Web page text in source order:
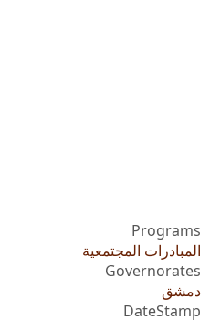
Programs
المبادرات المجتمعية
Governorates
دمشق
DateStamp